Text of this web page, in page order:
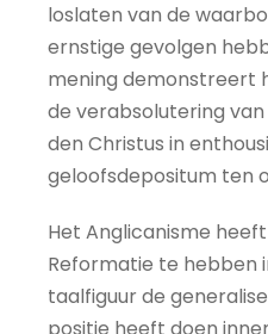
loslaten van de
ernstige gevolgen
mening demonstreert
de verabsolutering
den Christus in
geloofsdepositum ten
Het Anglicanisme
Reformatie te hebben
taalfiguur de